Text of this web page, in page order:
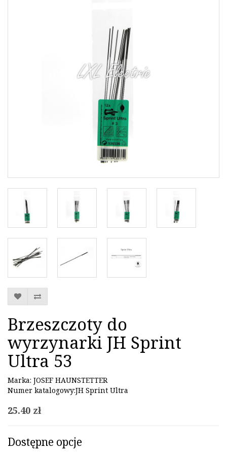
Brzeszczoty do
wyrzynarki JH Sprint
Ultra 53
Marka: JOSEF HAUNSTETTER
Numer katalogowy:JH Sprint Ultra
25.40 zł
Dostępne opcje